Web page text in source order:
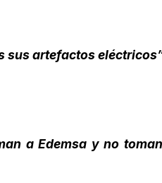
sus artefactos
a Edemsa y no